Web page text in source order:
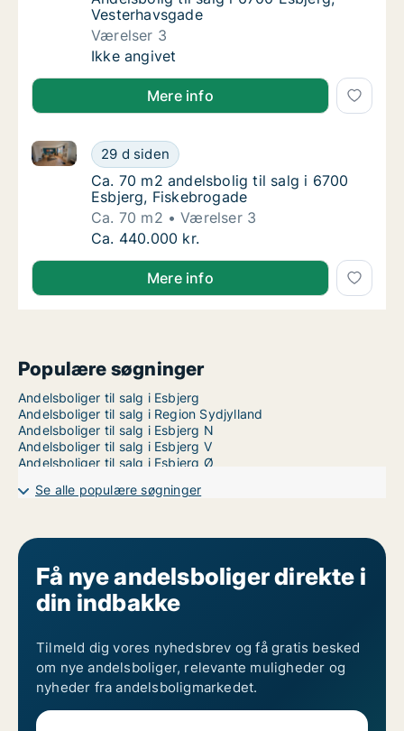
Vesterhavsgade
Værelser 3
Andelsbolig til salg i 6700 Esbjerg,
Ikke angivet
Mere info
Ca. 70 m2 andelsbolig til salg i 6700
29 d siden
Ca. 70 m2 andelsbolig til salg i 6700 Esbjerg,
Ca. 70 m2 andelsbolig til salg i 6700
Ca. 70 m2 andelsbolig til salg i 6700
Esbjerg, Fiskebrogade
Ca. 70 m2
Værelser 3
Ca. 70 m2 andelsbolig til salg i 6700
Ca. 440.000 kr.
Mere info
Populære søgninger
Andelsboliger til salg i Esbjerg
Andelsboliger til salg i Region Sydjylland
Andelsboliger til salg i Esbjerg N
Andelsboliger til salg i Esbjerg V
Andelsboliger til salg i Esbjerg Ø
Se alle populære søgninger
Få nye andelsboliger direkte i
din indbakke
Tilmeld dig vores nyhedsbrev og få gratis besked
om nye andelsboliger, relevante muligheder og
nyheder fra andelsboligmarkedet.